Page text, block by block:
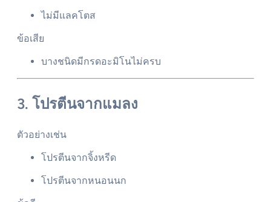
ไม่มีแลคโตส
ข้อเสีย
บางชนิดมีกรดอะมิโนไม่ครบ
3. โปรตีนจากแมลง
ตัวอย่างเช่น
โปรตีนจากจิ้งหรีด
โปรตีนจากหนอนนก